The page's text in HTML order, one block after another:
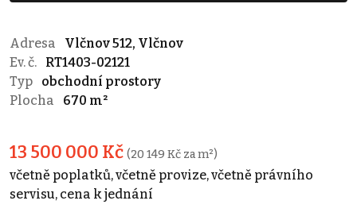
Adresa
Vlčnov 512, Vlčnov
Ev. č.
RT1403-02121
Typ
obchodní prostory
Plocha
670 m²
13 500 000 Kč (20 149 Kč za m²)
včetně poplatků, včetně provize, včetně právního
servisu, cena k jednání